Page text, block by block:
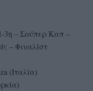
3η – Σούπερ Καπ –
– Φιναλίστ
(Ιταλία)